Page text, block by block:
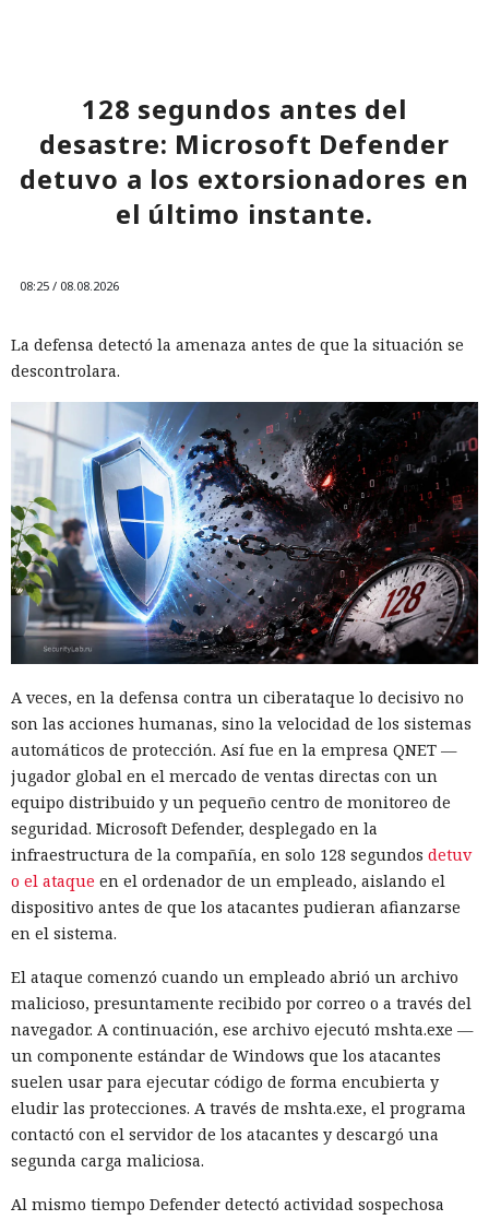
128 segundos antes del
desastre: Microsoft Defender
detuvo a los extorsionadores en
el último instante.
08:25 / 08.08.2026
La defensa detectó la amenaza antes de que la situación se
descontrolara.
A veces, en la defensa contra un ciberataque lo decisivo no
son las acciones humanas, sino la velocidad de los sistemas
automáticos de protección. Así fue en la empresa QNET —
jugador global en el mercado de ventas directas con un
equipo distribuido y un pequeño centro de monitoreo de
seguridad. Microsoft Defender, desplegado en la
infraestructura de la compañía, en solo 128 segundos detuv
o el ataque en el ordenador de un empleado, aislando el
dispositivo antes de que los atacantes pudieran afianzarse
en el sistema.
El ataque comenzó cuando un empleado abrió un archivo
malicioso, presuntamente recibido por correo o a través del
navegador. A continuación, ese archivo ejecutó mshta.exe —
un componente estándar de Windows que los atacantes
suelen usar para ejecutar código de forma encubierta y
eludir las protecciones. A través de mshta.exe, el programa
contactó con el servidor de los atacantes y descargó una
segunda carga maliciosa.
Al mismo tiempo Defender detectó actividad sospechosa